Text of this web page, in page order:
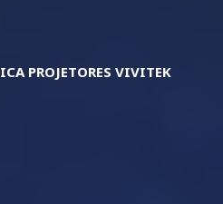
PROJETORES VIVITEK